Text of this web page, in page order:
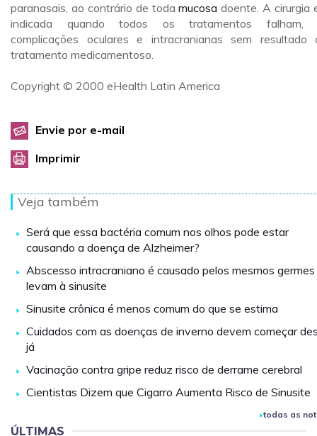
paranasais, ao contrário de todamucosa doente. A cirurgia
indicada quando todos os tratamentos falham,
complicações oculares e intracranianas sem resultado
tratamento medicamentoso.
Copyright © 2000 eHealth Latin America
Envie por e-mail
Imprimir
Veja também
Será que essa bactéria comum nos olhos pode estar
causando a doença de Alzheimer?
Abscesso intracraniano é causado pelos mesmos germes
levam à sinusite
Sinusite crônica é menos comum do que se estima
Cuidados com as doenças de inverno devem começar
já
Vacinação contra gripe reduz risco de derrame cerebral
Cientistas Dizem que Cigarro Aumenta Risco de Sinusite
todas as
ÚLTIMAS